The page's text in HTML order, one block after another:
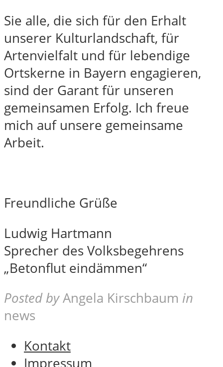
Sie alle, die sich für den Erhalt
unserer Kulturlandschaft, für
Artenvielfalt und für lebendige
Ortskerne in Bayern engagieren,
sind der Garant für unseren
gemeinsamen Erfolg. Ich freue
mich auf unsere gemeinsame
Arbeit.
Freundliche Grüße
Ludwig Hartmann
Sprecher des Volksbegehrens
„Betonflut eindämmen“
Posted by Angela Kirschbaum in
news
Kontakt
Impressum